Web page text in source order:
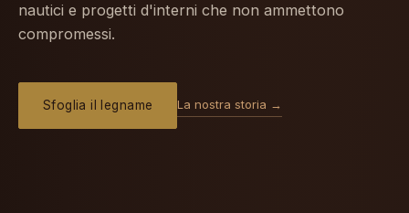
nautici e progetti d'interni che non ammettono
compromessi.
Sfoglia il legname La nostra storia →